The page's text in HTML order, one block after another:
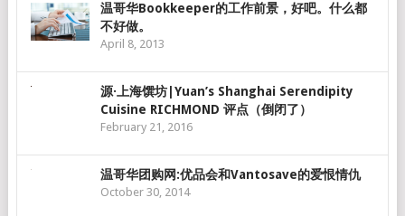
温哥华Bookkeeper的工作前景，好吧。什么都
不好做。
April 8, 2013
源·上海馔坊|Yuan’s Shanghai Serendipity
Cuisine RICHMOND 评点（倒闭了）
February 21, 2016
温哥华团购网:优品会和Vantosave的爱恨情仇
October 30, 2014